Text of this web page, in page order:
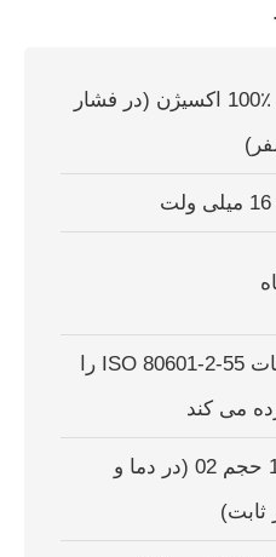
0٪ – 100٪ اکسیژن (در فشار
الزامات ISO 80601-2-55 را
می کند
< 1% حجم 02 (در دما و
ثابت)